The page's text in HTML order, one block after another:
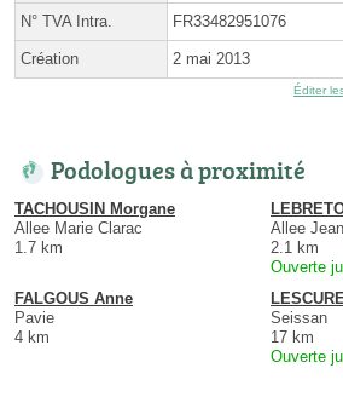
N° TVA Intra. FR33482951076
Création 2 mai 2013
Éditer
Podologues à proximité
TACHOUSIN Morgane
Allee Marie Clarac
1.7 km
Allee
2.1 km
Ouverte
FALGOUS Anne
Pavie
4 km
Seissan
17 km
Ouverte